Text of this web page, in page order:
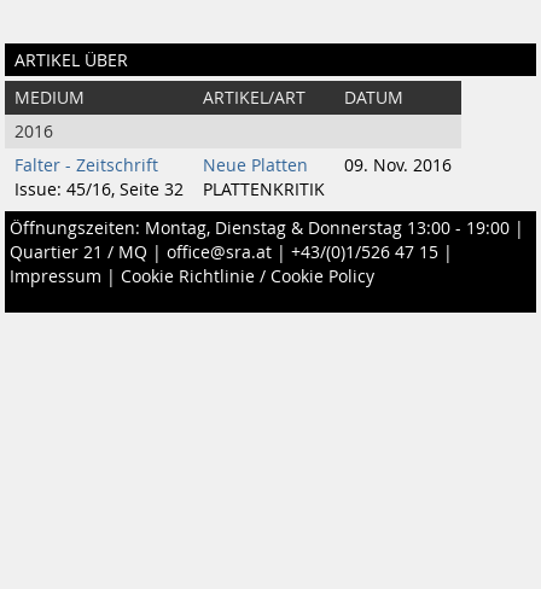
ARTIKEL ÜBER
MEDIUM ARTIKEL/ART
DATUM
2016
Falter - Zeitschrift
Issue: 45/16, Seite 32
Neue Platten
PLATTENKRITIK
09. Nov. 2016
Öffnungszeiten: Montag, Dienstag & Donnerstag 13:00 - 19:00 |
Quartier 21 / MQ | office@sra.at | +43/(0)1/526 47 15 |
Impressum | Cookie Richtlinie / Cookie Policy